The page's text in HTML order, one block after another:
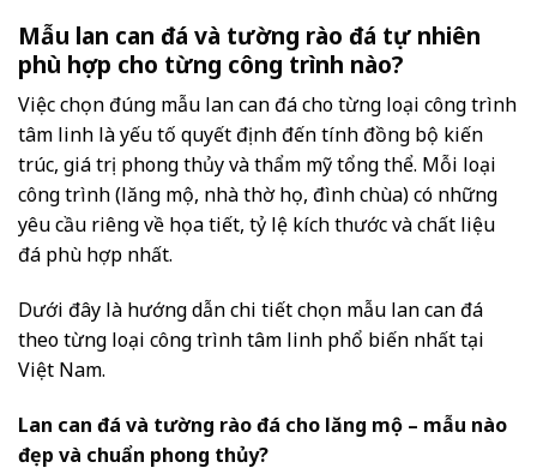
Mẫu lan can đá và tường rào đá tự nhiên
phù hợp cho từng công trình nào?
Việc chọn đúng mẫu lan can đá cho từng loại công trình
tâm linh là yếu tố quyết định đến tính đồng bộ kiến
trúc, giá trị phong thủy và thẩm mỹ tổng thể. Mỗi loại
công trình (lăng mộ, nhà thờ họ, đình chùa) có những
yêu cầu riêng về họa tiết, tỷ lệ kích thước và chất liệu
đá phù hợp nhất.
Dưới đây là hướng dẫn chi tiết chọn mẫu lan can đá
theo từng loại công trình tâm linh phổ biến nhất tại
Việt Nam.
Lan can đá và tường rào đá cho lăng mộ – mẫu nào
đẹp và chuẩn phong thủy?